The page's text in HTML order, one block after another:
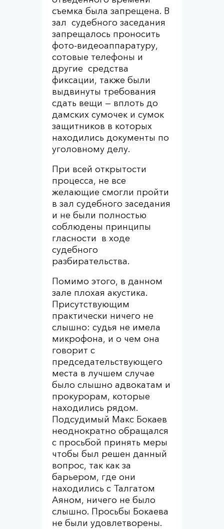
съемка была запрещена. В
зал судебного заседания
запрещалось проносить
фото-видеоаппаратуру,
сотовые телефоны и
другие средства
фиксации, также были
выдвинуты требования
сдать вещи — вплоть до
дамских сумочек и сумок
защитников в которых
находились документы по
уголовному делу.
При всей открытости
процесса, не все
желающие смогли пройти
в зал судебного заседания
и не были полностью
соблюдены принципы
гласности в ходе
судебного
разбирательства.
Помимо этого, в данном
зале плохая акустика.
Присутствующим
практически ничего не
слышно: судья не имела
микрофона, и о чем она
говорит с
председательствующего
места в лучшем случае
было слышно адвокатам и
прокурорам, которые
находились рядом.
Подсудимый Макс Бокаев
неоднократно обращался
с просьбой принять меры
чтобы был решен данный
вопрос, так как за
барьером, где они
находились с Талгатом
Аяном, ничего не было
слышно. Просьбы Бокаева
не были удовлетворены.